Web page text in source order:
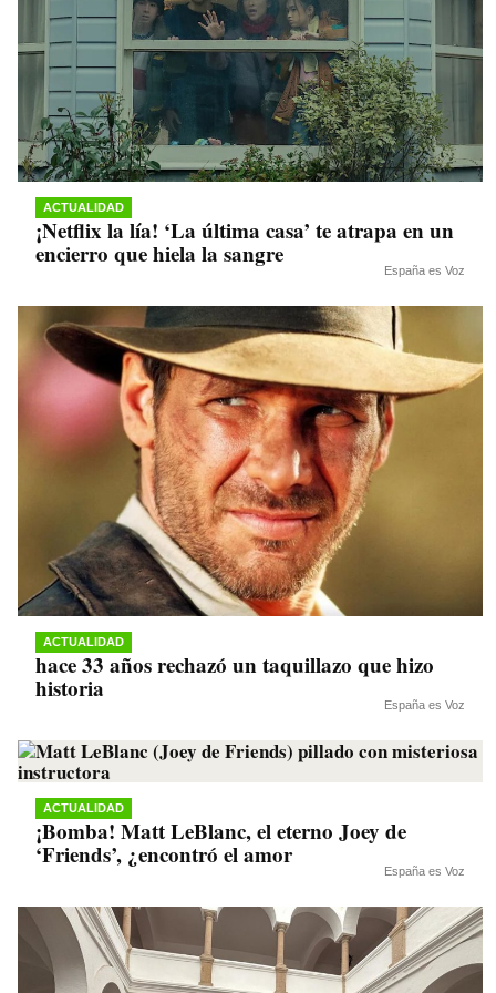
ACTUALIDAD
¡Netflix la lía! ‘La última casa’ te atrapa en un
encierro que hiela la sangre
España es Voz
ACTUALIDAD
hace 33 años rechazó un taquillazo que hizo
historia
España es Voz
ACTUALIDAD
¡Bomba! Matt LeBlanc, el eterno Joey de
‘Friends’, ¿encontró el amor
España es Voz